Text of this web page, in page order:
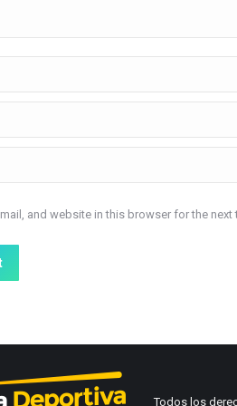
and website in this browser for the next
Todos los